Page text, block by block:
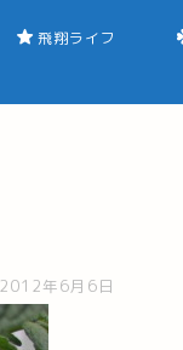
飛翔ライフ
2012年6月6日